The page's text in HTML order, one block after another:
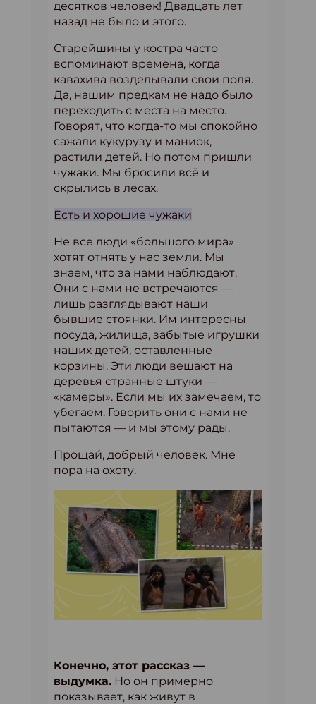
десятков человек! Двадцать лет
назад не было и этого.
Старейшины у костра часто
вспоминают времена, когда
кавахива возделывали свои поля.
Да, нашим предкам не надо было
переходить с места на место.
Говорят, что когда-то мы спокойно
сажали кукурузу и маниок,
растили детей. Но потом пришли
чужаки. Мы бросили всё и
скрылись в лесах.
Есть и хорошие чужаки
Не все люди «большого мира»
хотят отнять у нас земли. Мы
знаем, что за нами наблюдают.
Они с нами не встречаются —
лишь разглядывают наши
бывшие стоянки. Им интересны
посуда, жилища, забытые игрушки
наших детей, оставленные
корзины. Эти люди вешают на
деревья странные штуки —
«камеры». Если мы их замечаем, то
убегаем. Говорить они с нами не
пытаются — и мы этому рады.
Прощай, добрый человек. Мне
пора на охоту.
Конечно, этот рассказ —
выдумка. Но он примерно
показывает, как живут в